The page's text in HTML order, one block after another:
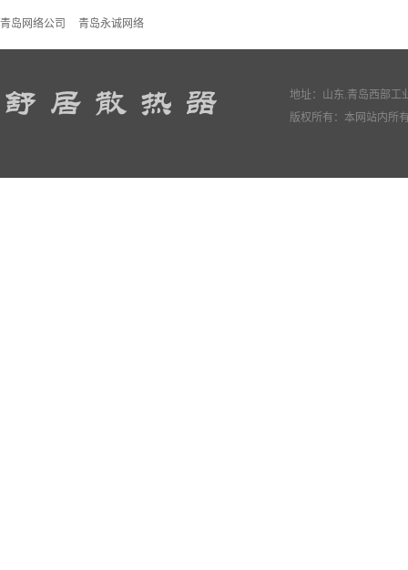
青岛网络公司 青岛永诚网络
地址：山东.青岛西部
版权所有：本网站内所